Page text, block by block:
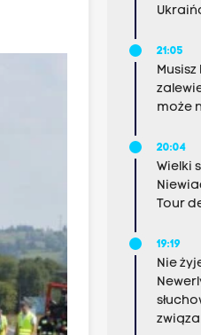
21:05
Musisz
może
20:04
Wielki
Tour
19:19
Nie